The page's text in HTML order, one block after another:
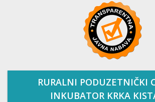
RURALNI PODUZETNIČKI
INKUBATOR KRKA